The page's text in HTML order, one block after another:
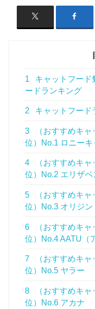
1
キャットフード
ードランキング
2 キャットフード
3
（おすすめキ
位）No.1 ロニーキ
4
（おすすめキ
位）No.2 エリザ
5
（おすすめキ
位）No.3 オリジン
6
（おすすめキ
位）No.4 AATU（
7
（おすすめキ
位）No.5 ヤラー
8
（おすすめキ
位）No.6 アカナ